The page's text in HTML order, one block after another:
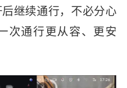
继续通行，不必分心
次通行更从容、更安